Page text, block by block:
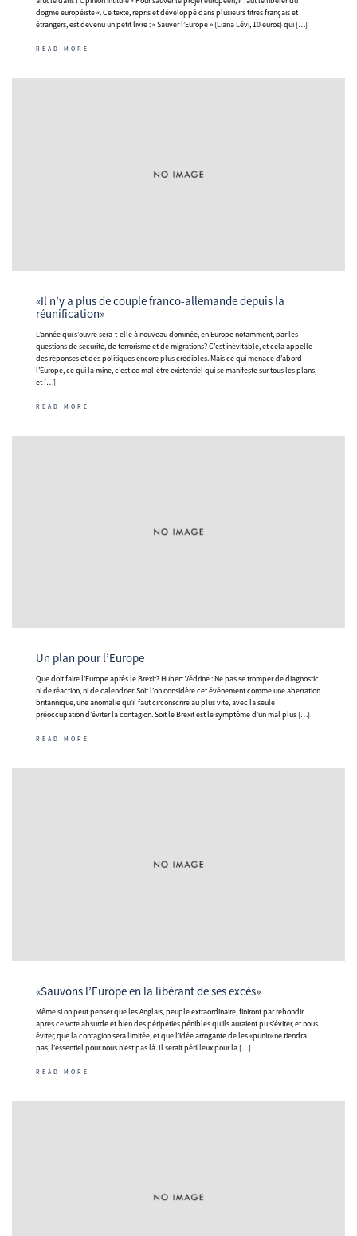
dogme européiste «. Ce texte, repris et développé dans plusieurs titres français et
étrangers, est devenu un petit livre : « Sauver l’Europe » (Liana Lévi, 10 euros) qui […]
READ MORE
«Il n’y a plus de couple franco-allemande depuis la
réunification»
L’année qui s’ouvre sera-t-elle à nouveau dominée, en Europe notamment, par les
questions de sécurité, de terrorisme et de migrations? C’est inévitable, et cela appelle
des réponses et des politiques encore plus crédibles. Mais ce qui menace d’abord
l’Europe, ce qui la mine, c’est ce mal-être existentiel qui se manifeste sur tous les plans,
et […]
READ MORE
Un plan pour l’Europe
Que doit faire l’Europe après le Brexit? Hubert Védrine : Ne pas se tromper de diagnostic
ni de réaction, ni de calendrier. Soit l’on considère cet événement comme une aberration
britannique, une anomalie qu’il faut circonscrire au plus vite, avec la seule
préoccupation d’éviter la contagion. Soit le Brexit est le symptôme d’un mal plus […]
READ MORE
«Sauvons l’Europe en la libérant de ses excès»
Même si on peut penser que les Anglais, peuple extraordinaire, finiront par rebondir
après ce vote absurde et bien des péripéties pénibles qu’ils auraient pu s’éviter, et nous
éviter, que la contagion sera limitée, et que l’idée arrogante de les «punir» ne tiendra
pas, l’essentiel pour nous n’est pas là. Il serait périlleux pour la […]
READ MORE